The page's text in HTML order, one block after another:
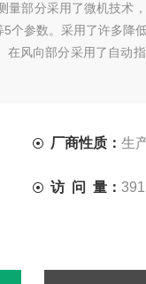
量部分采用了微机技术
个参数。采用了许多降
在风向部分采用了自动
厂商性质： 生
访 问 量：